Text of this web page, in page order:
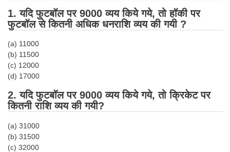
Tier-1 Syllabus
Tier-1 Answer Keys
SSC CGL TIER-2
TIER-2 Syllabus
SSC CGL PAPERS
1. यदिफुटबॉलपर 9000 व्यय किये गये, तो हॉकी पर
फुटबॉलसे कितनी अधिक धनराशि व्यय की गयी ?
(a) 11000
(b) 11500
(c) 12000
(d) 17000
2. यदिफुटबॉलपर 9000 व्यय किये गये, तो क्रिकेट पर
कितनी राशि व्यय की गयी?
(a) 31000
(b) 31500
(c) 32000